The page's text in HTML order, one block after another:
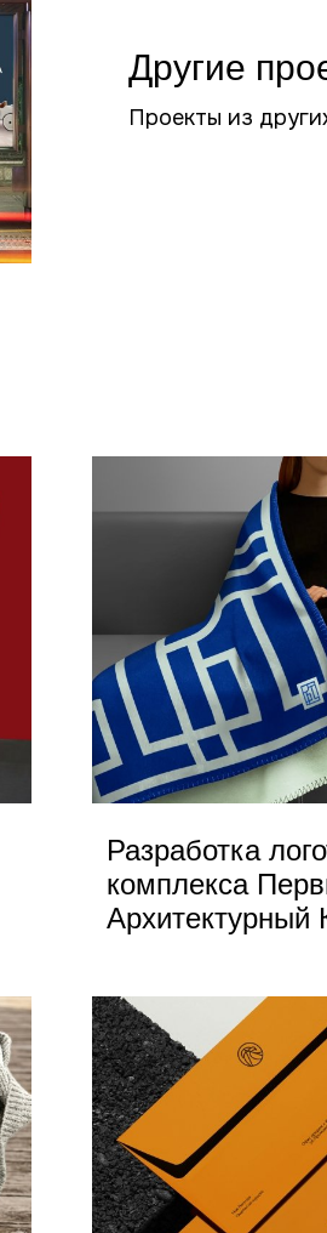
Другие
Проекты из
Разработка
комплекса
Архитектурный